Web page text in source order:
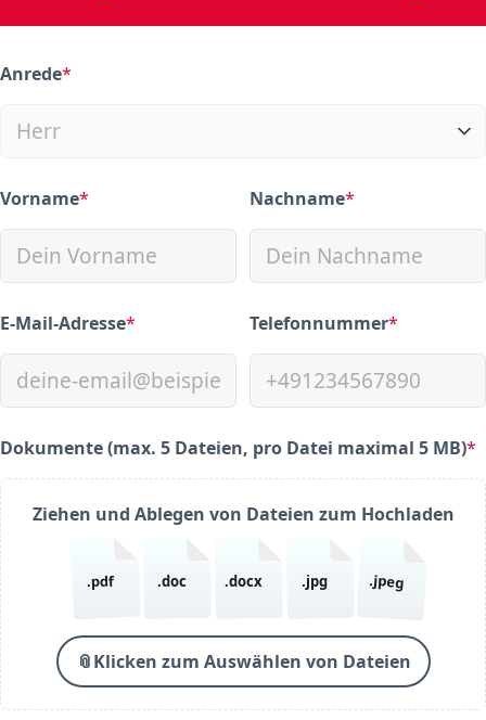
Anrede*
(required)
Vorname*
(required) Nachname*
(required)
E-Mail-Adresse*
(required) Telefonnummer*
(required)
Dokumente (max. 5 Dateien, pro Datei maximal 5 MB)*
(required)
Ziehen und Ablegen von Dateien zum Hochladen
.pdf .doc .docx .jpg .jpeg
📎Klicken zum Auswählen von Dateien